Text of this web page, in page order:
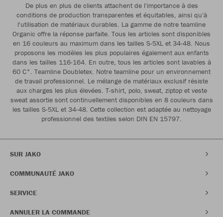
De plus en plus de clients attachent de l'importance à des
conditions de production transparentes et équitables, ainsi qu'à
l'utilisation de matériaux durables. La gamme de notre teamline
Organic offre la réponse parfaite. Tous les articles sont disponibles
en 16 couleurs au maximum dans les tailles S-5XL et 34-48. Nous
proposons les modèles les plus populaires également aux enfants
dans les tailles 116-164. En outre, tous les articles sont lavables à
60 C°. Teamline Doubletex. Notre teamline pour un environnement
de travail professionnel. Le mélange de matériaux exclusif résiste
aux charges les plus élevées. T-shirt, polo, sweat, ziptop et veste
sweat assortie sont continuellement disponibles en 8 couleurs dans
les tailles S-5XL et 34-48. Cette collection est adaptée au nettoyage
professionnel des textiles selon DIN EN 15797.
SUR JAKO
COMMUNAUTÉ JAKO
SERVICE
ANNULER LA COMMANDE